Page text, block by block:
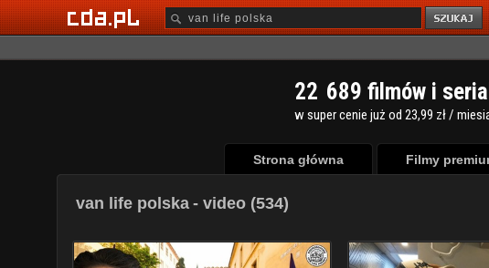
22 689 filmów i
w super cenie już od 23,99 zł /
Strona główna Filmy
van life polska - video (534)